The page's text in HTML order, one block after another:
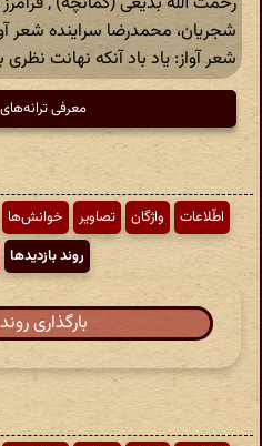
شجریان، محمدرضا سراینده شعر
شعر آواز: یاد باد آنکه نهانت نظری
معرفی
اطّلاعات واژگان تصاویر خوانش‌ها
روند بازدیدها
بارگذاری